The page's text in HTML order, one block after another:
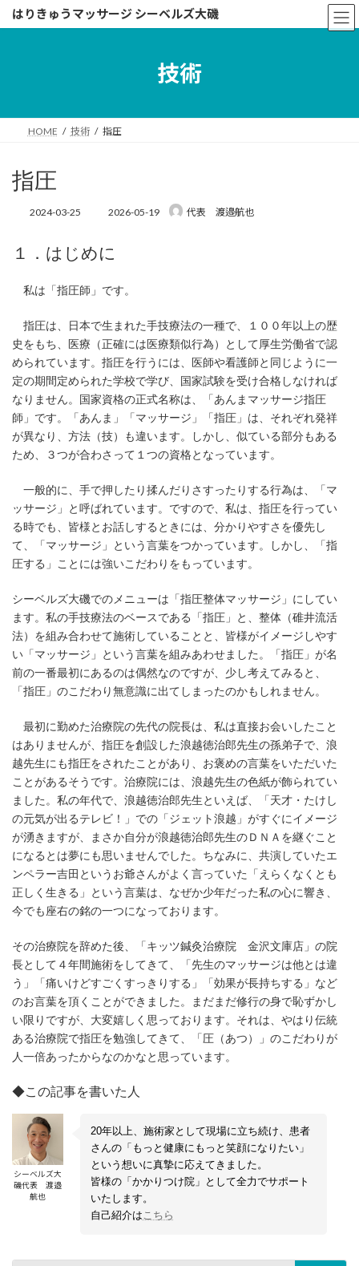
キ
に
はりきゅうマッサージ シーベルズ大磯
技術
HOME 技術 指圧
指圧
2024-03-25
最
新
:
2026-05-19 代表 渡邉航也
１．はじめに
私は「指圧師」です。
指圧は、日本で生まれた手技療法の一種で、１００年以上の歴
史をもち、医療（正確には医療類似行為）として厚生労働省で認
められています。指圧を行うには、医師や看護師と同じように一
定の期間定められた学校で学び、国家試験を受け合格しなければ
なりません。国家資格の正式名称は、「あんまマッサージ指圧
師」です。「あんま」「マッサージ」「指圧」は、それぞれ発祥
が異なり、方法（技）も違います。しかし、似ている部分もある
ため、３つが合わさって１つの資格となっています。
一般的に、手で押したり揉んだりさすったりする行為は、「マ
ッサージ」と呼ばれています。ですので、私は、指圧を行ってい
る時でも、皆様とお話しするときには、分かりやすさを優先し
て、「マッサージ」という言葉をつかっています。しかし、「指
圧する」ことには強いこだわりをもっています。
シーベルズ大磯でのメニューは「指圧整体マッサージ」にしてい
ます。私の手技療法のベースである「指圧」と、整体（碓井流活
法）を組み合わせて施術していることと、皆様がイメージしやす
い「マッサージ」という言葉を組みあわせました。「指圧」が名
前の一番最初にあるのは偶然なのですが、少し考えてみると、
「指圧」のこだわり無意識に出てしまったのかもしれません。
最初に勤めた治療院の先代の院長は、私は直接お会いしたこと
はありませんが、指圧を創設した浪越徳治郎先生の孫弟子で、浪
越先生にも指圧をされたことがあり、お褒めの言葉をいただいた
ことがあるそうです。治療院には、浪越先生の色紙が飾られてい
ました。私の年代で、浪越徳治郎先生といえば、「天才・たけし
の元気が出るテレビ！」での「ジェット浪越」がすぐにイメージ
が湧きますが、まさか自分が浪越徳治郎先生のＤＮＡを継ぐこと
になるとは夢にも思いませんでした。ちなみに、共演していたエ
ンペラー吉田というお爺さんがよく言っていた「えらくなくとも
正しく生きる」という言葉は、なぜか少年だった私の心に響き、
今でも座右の銘の一つになっております。
その治療院を辞めた後、「キッツ鍼灸治療院 金沢文庫店」の院
長として４年間施術をしてきて、「先生のマッサージは他とは違
う」「痛いけどすごくすっきりする」「効果が長持ちする」など
のお言葉を頂くことができました。まだまだ修行の身で恥ずかし
い限りですが、大変嬉しく思っております。それは、やはり伝統
ある治療院で指圧を勉強してきて、「圧（あつ）」のこだわりが
人一倍あったからなのかなと思っています。
◆この記事を書いた人
シーベルズ大
磯代表 渡邉
航也
20年以上、施術家として現場に立ち続け、患者
さんの「もっと健康にもっと笑顔になりたい」
という想いに真摯に応えてきました。
皆様の「かかりつけ院」として全力でサポート
いたします。
自己紹介はこちら